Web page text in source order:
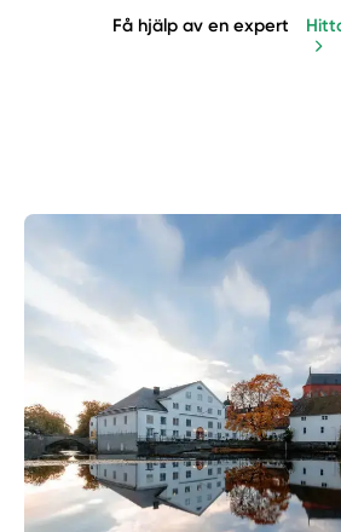
Manuellt Få hjälp
Välj tillvägagångssätt
Få hjälp av en expert